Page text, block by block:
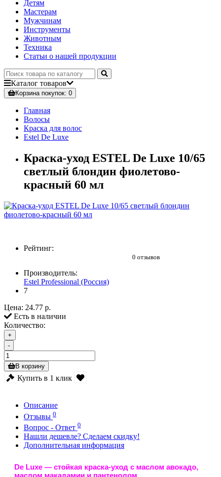
Детям
Мастерам
Мужчинам
Инструменты
Животным
Техника
Статьи о нашей продукции
Каталог товаров
Корзинапокупок: 0
Главная
Волосы
Краска для волос
Estel De Luxe
Краска-уход ESTEL De Luxe 10/65
светлый блондин фиолетово-
красный 60 мл
Рейтинг:
0 отзывов
Производитель:
Estel Professional (Россия)
7
Цена: 24.77 р.
Есть в наличии
Количество:
+
-
В корзину
Купить в 1 клик
Описание
Отзывы 0
Вопрос - Ответ 0
Нашли дешевле? Сделаем скидку!
Дополнительная информация
De Luxe — стойкая краска-уход с маслом авокадо,
маслом макадамии и пантенолом.